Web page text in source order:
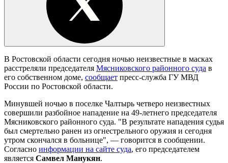
В Ростовской области сегодня ночью неизвестные в масках
расстреляли председателя Мясниковского районного суда в
его собственном доме, сообщает пресс-служба ГУ МВД
России по Ростовской области.
Минувшей ночью в поселке Чалтырь четверо неизвестных
совершили разбойное нападение на 49-летнего председателя
Мясниковского районного суда. "В результате нападения судья
был смертельно ранен из огнестрельного оружия и сегодня
утром скончался в больнице", — говорится в сообщении.
Согласно информации на сайте суда, его председателем
является Самвел Манукян.